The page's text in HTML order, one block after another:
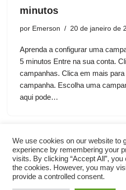
minutos
por Emerson 20 de janeiro de
Aprenda a configurar uma
5 minutos Entre na sua conta.
campanhas. Clica em mais
campanha. Escolha uma
aqui pode…
We use cookies on our website to
experience by remembering your
visits. By clicking “Accept All”,
the cookies. However, you may
provide a controlled consent.